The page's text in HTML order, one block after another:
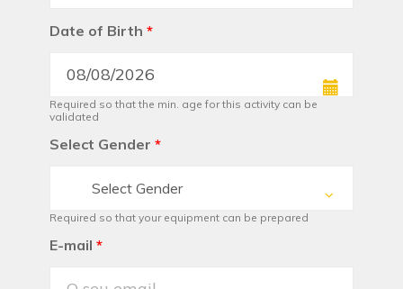
Date of Birth *
Required so that the min. age for this activity can be
validated
Select Gender *
Select Gender
Required so that your equipment can be prepared
E-mail *